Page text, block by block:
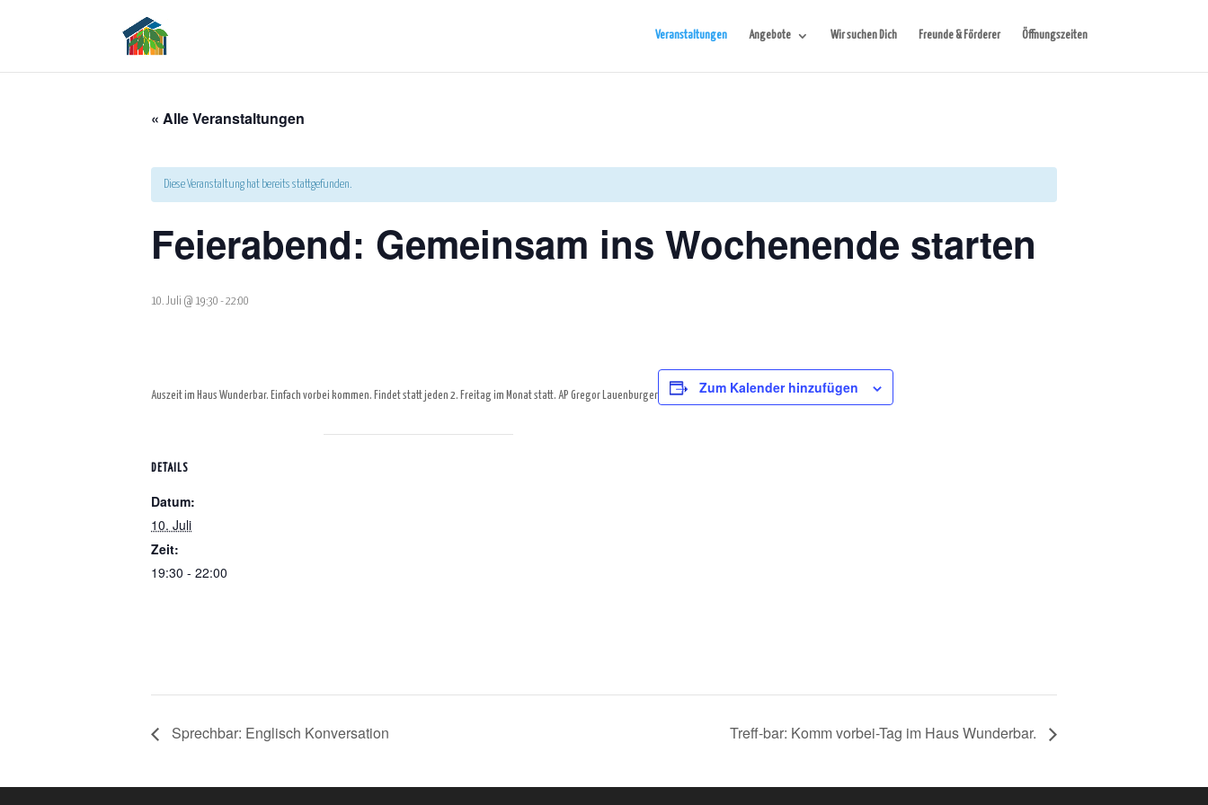
Veranstaltungen Angebote Wir suchen Dich Freunde & Förderer Öffnungszeiten
« Alle Veranstaltungen
Diese Veranstaltung hat bereits stattgefunden.
Feierabend: Gemeinsam ins Wochenende starten
10. Juli @ 19:30 -22:00
Auszeit im Haus Wunderbar. Einfach vorbei kommen. Findet statt jeden 2. Freitag im Monat statt. AP Gregor Lauenburger Zum Kalender hinzufügen
DETAILS
Datum:
10. Juli
Zeit:
19:30 - 22:00
Sprechbar: Englisch Konversation Treff-bar: Komm vorbei-Tag im Haus Wunderbar.